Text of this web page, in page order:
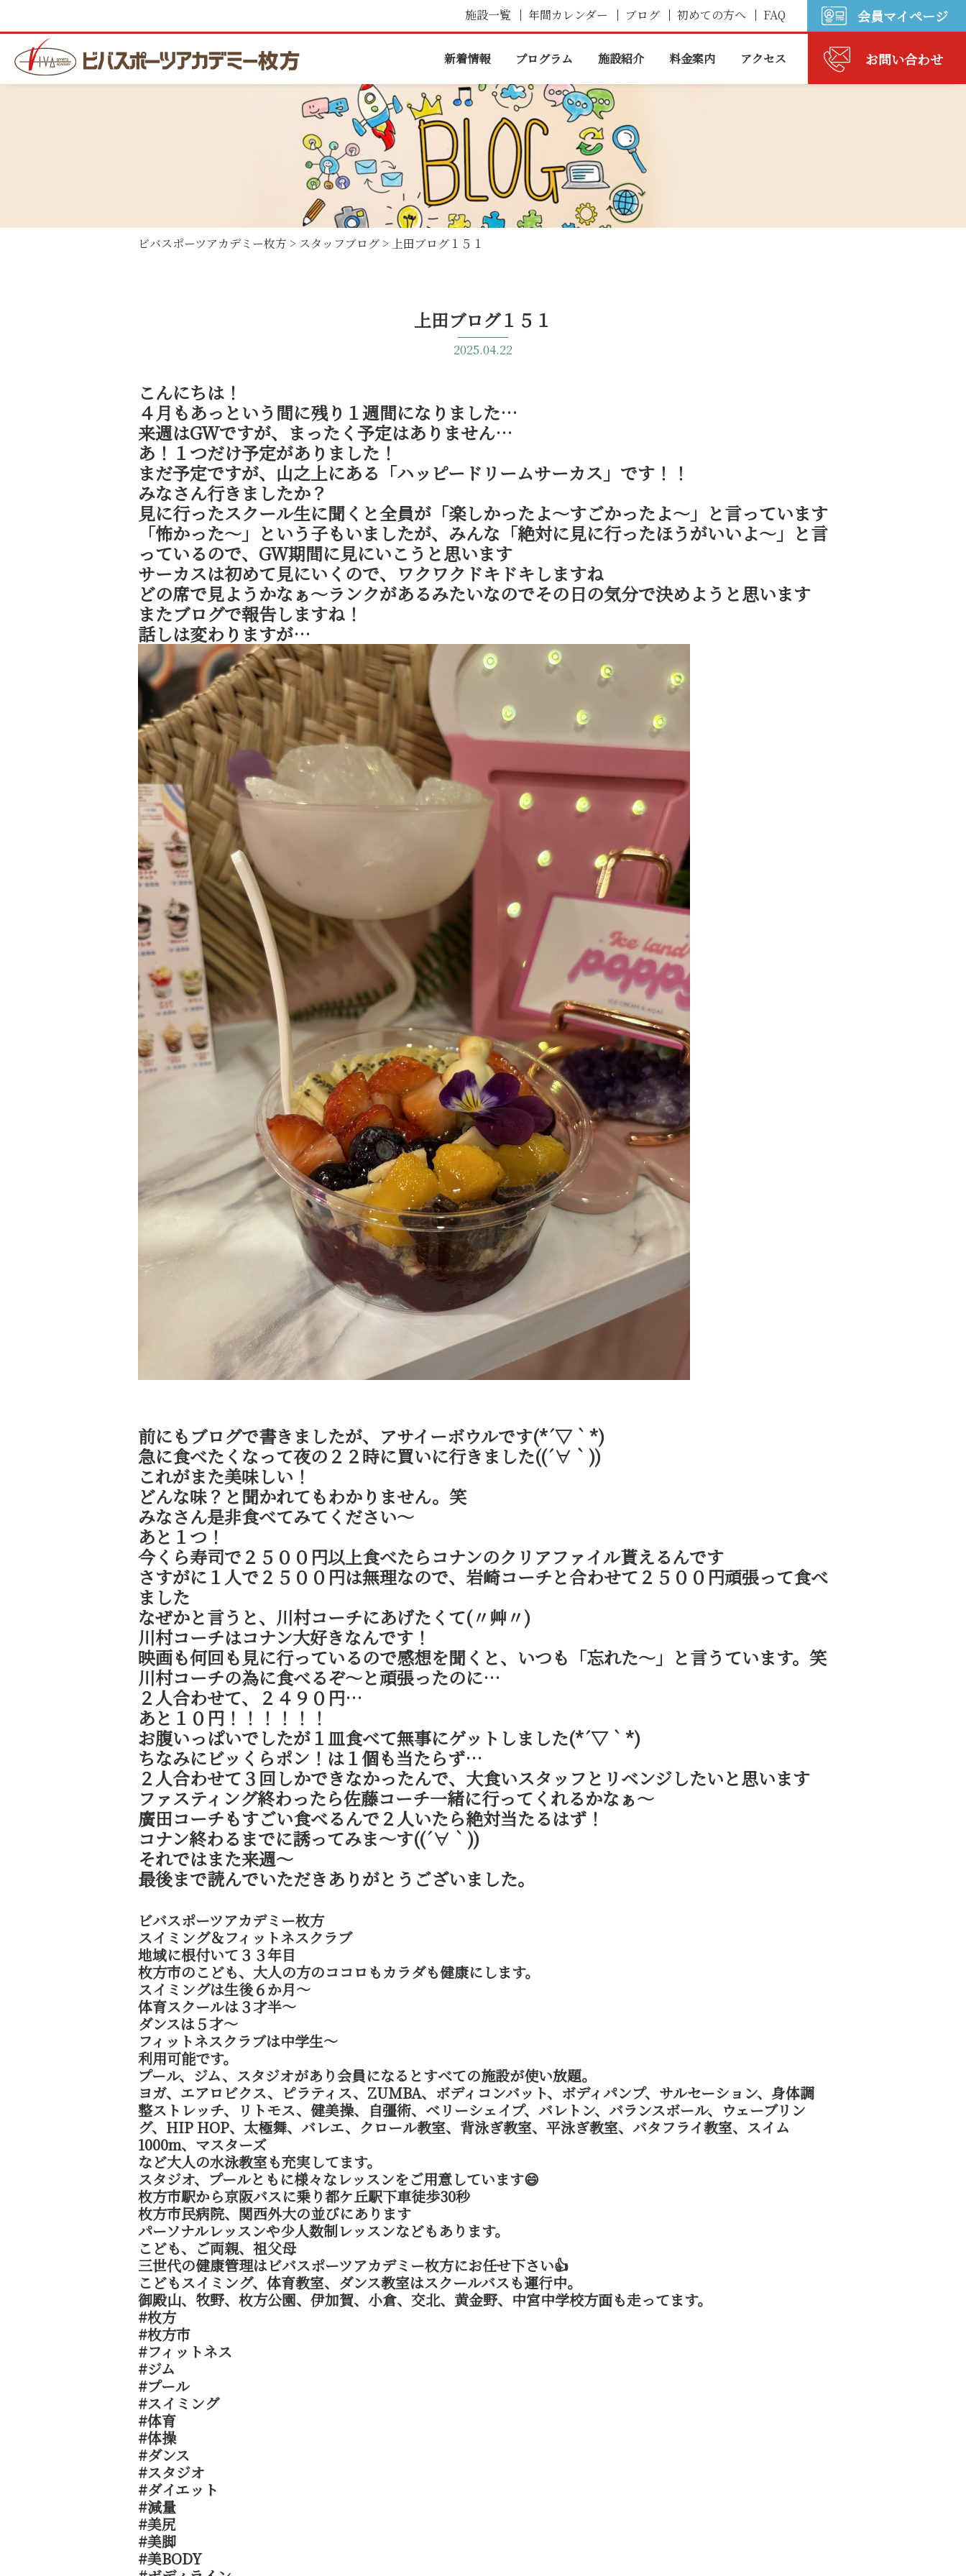
施設一覧 年間カレンダー ブログ 初めての方へ FAQ 会員マイページ
新着情報 プログラム 施設紹介 料金案内 アクセス お問い合わせ
ビバスポーツアカデミー枚方 > スタッフブログ > 上田ブログ１５１
上田ブログ１５１
2025.04.22
こんにちは！
４月もあっという間に残り１週間になりました…
来週はGWですが、まったく予定はありません…
あ！１つだけ予定がありました！
まだ予定ですが、山之上にある「ハッピードリームサーカス」です！！
みなさん行きましたか？
見に行ったスクール生に聞くと全員が「楽しかったよ～すごかったよ～」と言っています
「怖かった～」という子もいましたが、みんな「絶対に見に行ったほうがいいよ～」と言
っているので、GW期間に見にいこうと思います
サーカスは初めて見にいくので、ワクワクドキドキしますね
どの席で見ようかなぁ～ランクがあるみたいなのでその日の気分で決めようと思います
またブログで報告しますね！
話しは変わりますが…
前にもブログで書きましたが、アサイーボウルです(*´▽｀*)
急に食べたくなって夜の２２時に買いに行きました((´∀｀))
これがまた美味しい！
どんな味？と聞かれてもわかりません。笑
みなさん是非食べてみてください～
あと１つ！
今くら寿司で２５００円以上食べたらコナンのクリアファイル貰えるんです
さすがに１人で２５００円は無理なので、岩崎コーチと合わせて２５００円頑張って食べ
ました
なぜかと言うと、川村コーチにあげたくて(〃艸〃)
川村コーチはコナン大好きなんです！
映画も何回も見に行っているので感想を聞くと、いつも「忘れた～」と言うています。笑
川村コーチの為に食べるぞ～と頑張ったのに…
２人合わせて、２４９０円…
あと１０円！！！！！！
お腹いっぱいでしたが１皿食べて無事にゲットしました(*´▽｀*)
ちなみにビッくらポン！は１個も当たらず…
２人合わせて３回しかできなかったんで、大食いスタッフとリベンジしたいと思います
ファスティング終わったら佐藤コーチ一緒に行ってくれるかなぁ～
廣田コーチもすごい食べるんで２人いたら絶対当たるはず！
コナン終わるまでに誘ってみま～す((´∀｀))
それではまた来週～
最後まで読んでいただきありがとうございました。
ビバスポーツアカデミー枚方
スイミング＆フィットネスクラブ
地域に根付いて３３年目
枚方市のこども、大人の方のココロもカラダも健康にします。
スイミングは生後６か月〜
体育スクールは３才半〜
ダンスは５才〜
フィットネスクラブは中学生〜
利用可能です。
プール、ジム、スタジオがあり会員になるとすべての施設が使い放題。
ヨガ、エアロビクス、ピラティス、ZUMBA、ボディコンバット、ボディパンプ、サルセーション、身体調
整ストレッチ、リトモス、健美操、自彊術、ベリーシェイプ、バレトン、バランスボール、ウェーブリン
グ、HIP HOP、太極舞、バレエ、クロール教室、背泳ぎ教室、平泳ぎ教室、バタフライ教室、スイム
1000m、マスターズ
など大人の水泳教室も充実してます。
スタジオ、プールともに様々なレッスンをご用意しています😄
枚方市駅から京阪バスに乗り都ケ丘駅下車徒歩30秒
枚方市民病院、関西外大の並びにあります
パーソナルレッスンや少人数制レッスンなどもあります。
こども、ご両親、祖父母
三世代の健康管理はビバスポーツアカデミー枚方にお任せ下さい👍
こどもスイミング、体育教室、ダンス教室はスクールバスも運行中。
御殿山、牧野、枚方公園、伊加賀、小倉、交北、黄金野、中宮中学校方面も走ってます。
#枚方
#枚方市
#フィットネス
#ジム
#プール
#スイミング
#体育
#体操
#ダンス
#スタジオ
#ダイエット
#減量
#美尻
#美脚
#美BODY